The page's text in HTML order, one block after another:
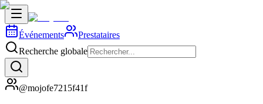
Événements
Prestataires
Recherche globale
@mojofe7215f41f